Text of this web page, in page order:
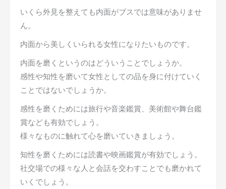
いくら外見を整えても内面がブスでは意味がありませ
ん。
内面から美しくいられる女性になりたいものです。
内面を磨くというのはどういうことでしょうか。
感性や知性を磨いて女性としての品を身に付けていく
ことではないでしょうか。
感性を磨くためには旅行や音楽鑑賞、美術館や舞台鑑
賞なども有効でしょう。
様々なものに触れて心を磨いていきましょう。
知性を磨くためには読書や映画鑑賞が有効でしょう。
社交場での様々な人と会話を交わすことでも磨かれて
いくでしょう。